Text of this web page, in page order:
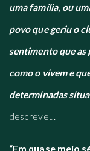
uma família, ou
povo que geriu o
sentimento que as
como o vivem e
determinadas
descreveu.
“Em quase meio